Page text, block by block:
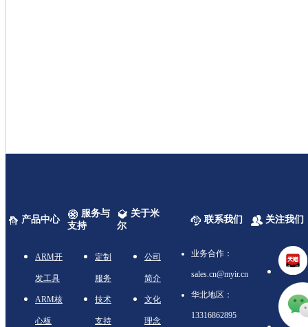
产品中心
服务与
支持
关于米
尔
联系我们 关注我们
ARM开
发工具
ARM核
心板
定制
服务
技术
支持
公司
简介
文化
理念
业务合作：
sales.cn@myir.cn
华北地区：
13316862895